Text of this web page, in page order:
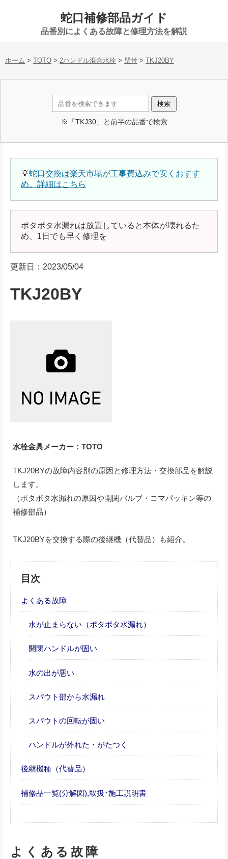
蛇口補修部品ガイド
品番別によくある故障と修理方法を解説
ホーム > TOTO > 2ハンドル混合水栓 > 壁付 > TKJ20BY
※「TKJ30」と前半の品番で検索
💡蛇口交換は楽天市場が工事費込みで安くおすす
め。詳細はこちら
ポタポタ水漏れは放置していると本体が壊れるた
め、1日でも早く修理を
更新日：2023/05/04
TKJ20BY
水栓金具メーカー：TOTO
TKJ20BYの故障内容別の原因と修理方法・交換部品を解説
します。
（ポタポタ水漏れの原因や開閉バルブ・コマパッキン等の
補修部品）
TKJ20BYを交換する際の後継機（代替品）も紹介。
目次
よくある故障
水が止まらない（ポタポタ水漏れ）
開閉ハンドルが固い
水の出が悪い
スパウト部から水漏れ
スパウトの回転が固い
ハンドルが外れた・がたつく
後継機種（代替品）
補修品一覧(分解図),取扱･施工説明書
よくある故障